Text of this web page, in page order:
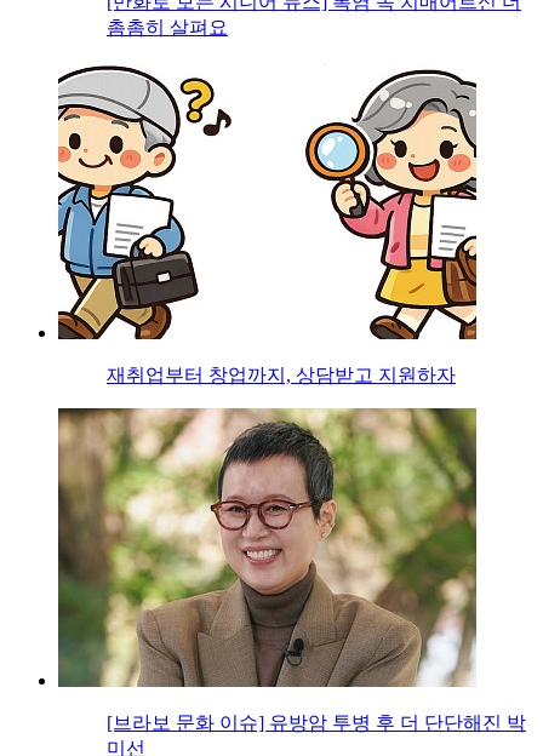
촘촘히 살펴요
재취업부터 창업까지, 상담받고 지원하자
[브라보 문화 이슈] 유방암 투병 후 더 단단해진 박
미선